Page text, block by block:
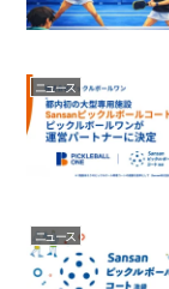
ニュース
ニュース